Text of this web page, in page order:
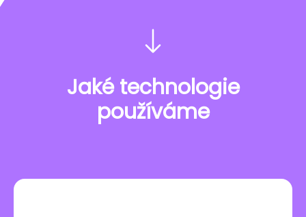
Jaké technologie
používáme